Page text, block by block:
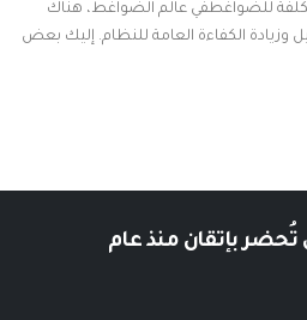
للضواغطفي عالم الضواغط، هناك
الكفاءة العامة للنظام. إليك بعض
تُحضر بإتقان منذ عام